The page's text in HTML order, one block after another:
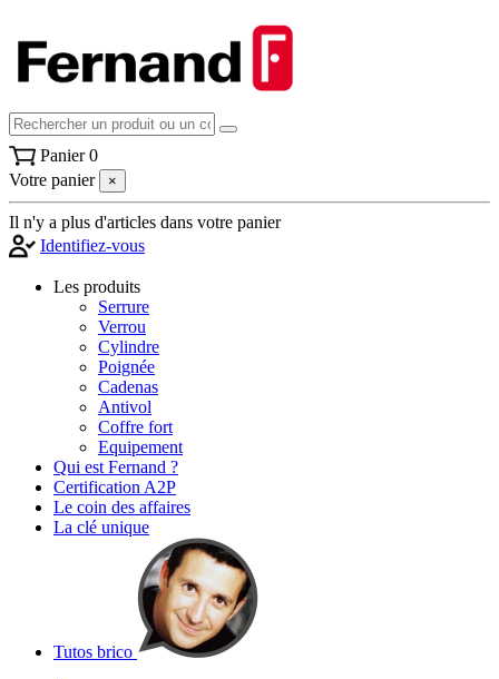
Panier 0
Votre panier
×
Il n'y a plus d'articles dans votre panier
Identifiez-vous
Les produits
Serrure
Verrou
Cylindre
Poignée
Cadenas
Antivol
Coffre fort
Equipement
Qui est Fernand ?
Certification A2P
Le coin des affaires
La clé unique
Tutos brico